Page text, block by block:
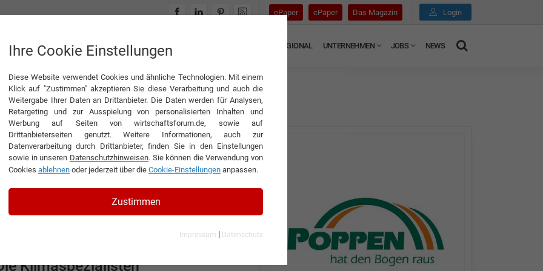
ePaper cPaper Das Magazin Login
INTERVIEWS REGIONAL UNTERNEHMEN JOBS NEWS
Gewächshausbau
Interview Poppen
Interview mit Jörg Knoblauch, Geschäftsführer der Poppen
Klimaspezialisten
Ihre Cookie Einstellungen
Diese Website verwendet Cookies und ähnliche Technologien. Mit einem
Klick auf "Zustimmen" akzeptieren Sie diese Verarbeitung und auch die
Weitergabe Ihrer Daten an Drittanbieter. Die Daten werden für Analysen,
Retargeting und zur Ausspielung von personalisierten Inhalten und
Werbung auf Seiten von wirtschaftsforum.de, sowie auf
Drittanbieterseiten genutzt. Weitere Informationen, auch zur
Datenverarbeitung durch Drittanbieter, finden Sie in den Einstellungen
sowie in unseren Datenschutzhinweisen. Sie können die Verwendung von
Cookies ablehnen oder jederzeit über die Cookie-Einstellungen anpassen.
Zustimmen
Impressum | Datenschutz